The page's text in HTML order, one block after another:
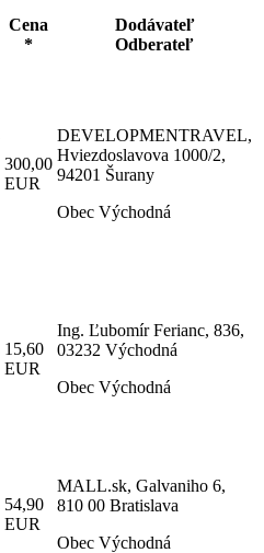
Cena
*
Dodávateľ
Odberateľ
300,00
EUR
DEVELOPMENTRAVEL,
Hviezdoslavova 1000/2,
94201 Šurany
Obec Východná
15,60
EUR
Ing. Ľubomír Ferianc, 836,
03232 Východná
Obec Východná
54,90
EUR
MALL.sk, Galvaniho 6,
810 00 Bratislava
Obec Východná